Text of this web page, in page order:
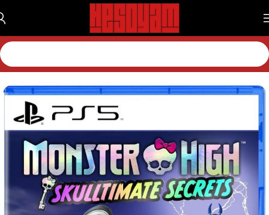
خانه بازی بازی پلی استیشن بازی پلی استیشن 5